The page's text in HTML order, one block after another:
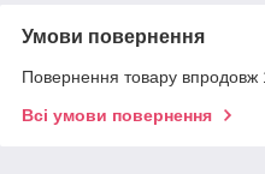
Умови повернення
Повернення товару впродовж
Всі умови повернення